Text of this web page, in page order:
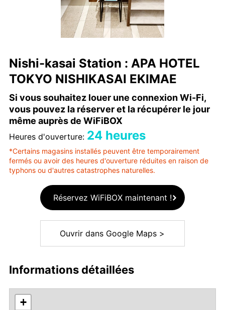
Nishi-kasai Station : APA HOTEL
TOKYO NISHIKASAI EKIMAE
Si vous souhaitez louer une connexion Wi-Fi,
vous pouvez la réserver et la récupérer le jour
même auprès de WiFiBOX
Heures d'ouverture: 24 heures
*Certains magasins installés peuvent être temporairement
fermés ou avoir des heures d'ouverture réduites en raison de
typhons ou d'autres catastrophes naturelles.
Réservez WiFiBOX maintenant !
Ouvrir dans Google Maps >
Informations détaillées
+